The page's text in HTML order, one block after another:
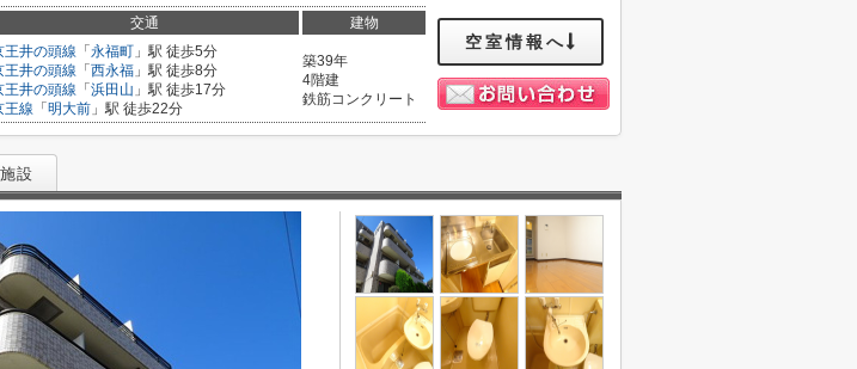
交通 建物
王井の頭線 「 永福町 」駅 徒歩5分
王井の頭線 「 西永福 」駅 徒歩8分
王井の頭線 「 浜田山 」駅 徒歩17分
王線 「 明大前 」駅 徒歩22分
築39年
4階建
鉄筋コンクリート
空室情報へ
設